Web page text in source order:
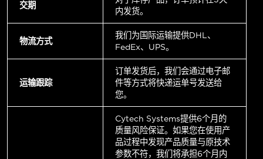
交期
内发货。
物流方式
我们为国际运输提供DHL、
FedEx、UPS。
运输跟踪
订单发货后，我们会通过电子邮
件等方式将快递运单号发送给
您。
Cytech Systems提供6个月的
质量风险保证。如果您在使用产
品过程中发现产品质量与原技术
参数不符，我们将承担6个月内